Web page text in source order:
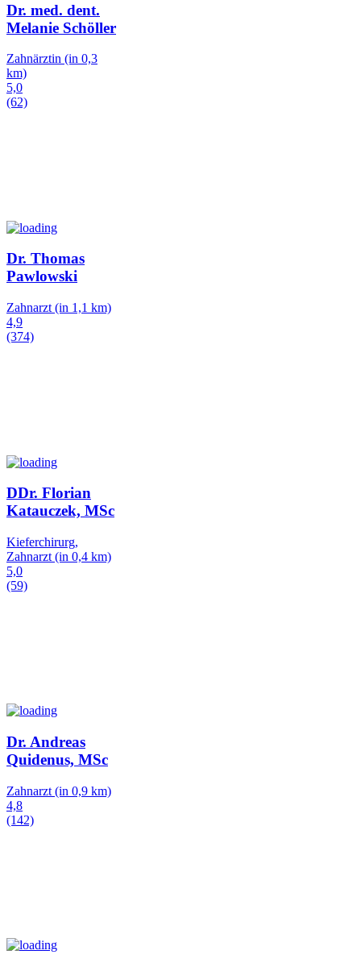
Dr. med. dent.
Melanie Schöller
Zahnärztin (in 0,3
km)
5,0
(62)
Dr. Thomas
Pawlowski
Zahnarzt (in 1,1 km)
4,9
(374)
DDr. Florian
Katauczek, MSc
Kieferchirurg,
Zahnarzt (in 0,4 km)
5,0
(59)
Dr. Andreas
Quidenus, MSc
Zahnarzt (in 0,9 km)
4,8
(142)